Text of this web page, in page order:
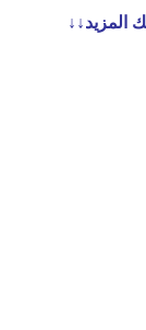
المزيد↓↓